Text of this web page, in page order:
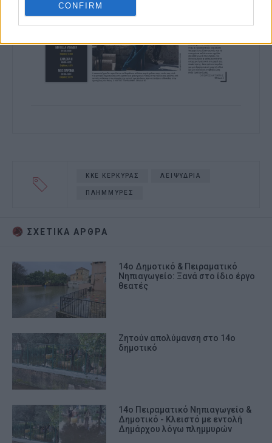
CONFIRM
ΚΚΕ ΚΕΡΚΥΡΑΣ ΛΕΙΨΥΔΡΙΑ
ΠΛΗΜΜΥΡΕΣ
ΣΧΕΤΙΚA AΡΘΡΑ
14ο Δημοτικό & Πειραματικό
Νηπιαγωγείο: Ξανά στο ίδιο έργο
θεατές
Ζητούν απολύμανση στο 14ο
δημοτικό
14ο Πειραματικό Νηπιαγωγείο &
Δημοτικό - Κλειστό με εντολή
Δημάρχου λόγω πλημμυρών